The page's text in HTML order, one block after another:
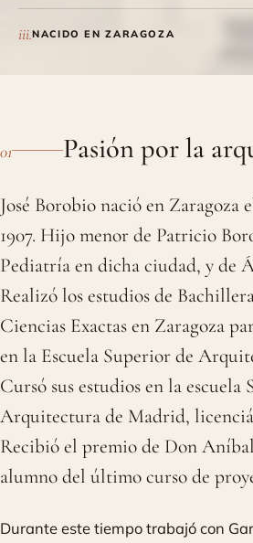
iii.NACIDO EN ZARAGOZA
01 Pasión por la
José Borobio nació en Zaragoza
1907. Hijo menor de Patricio
Pediatría en dicha ciudad, y de
Realizó los estudios de
Ciencias Exactas en Zaragoza
en la Escuela Superior de
Cursó sus estudios en la escuela
Arquitectura de Madrid,
Recibió el premio de Don
alumno del último curso de
Durante este tiempo trabajó con